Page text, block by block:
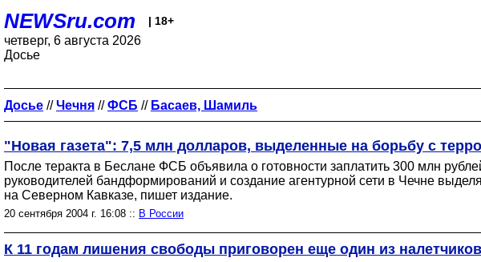
NEWSru.com | 18+
четверг, 6 августа 2026
Досье
Досье //Чечня //ФСБ // Басаев, Шамиль
"Новая газета": 7,5 млн долларов, выделенные на борьбу с
После теракта в Беслане ФСБ объявила о готовности заплатить 300 млн
руководителей бандформирований и создание агентурной сети в Чечне
на Северном Кавказе, пишет издание.
20 сентября 2004 г. 16:08 :: В России
К 11 годам лишения свободы приговорен еще один из